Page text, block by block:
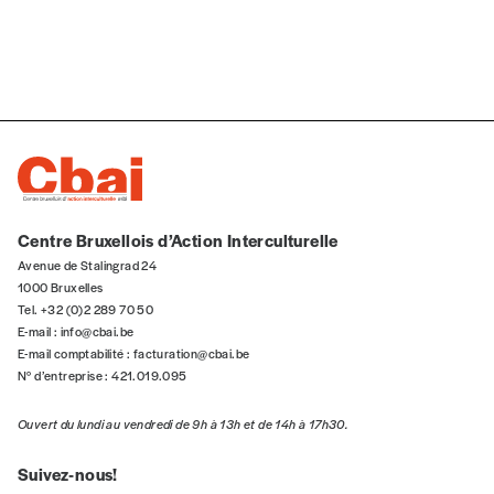
Je m'abonne à l'Imag
en Belgique)
Je commande au numéro
uniquement)
Centre Bruxellois d’Action Interculturelle
Avenue de Stalingrad 24
1000 Bruxelles
Tel. +32 (0)2 289 70 50
E-mail : info@cbai.be
E-mail comptabilité : facturation@cbai.be
N° d’entreprise : 421.019.095
Ouvert du lundi au vendredi de 9h à 13h et de 14h à 17h30.
Suivez-nous!